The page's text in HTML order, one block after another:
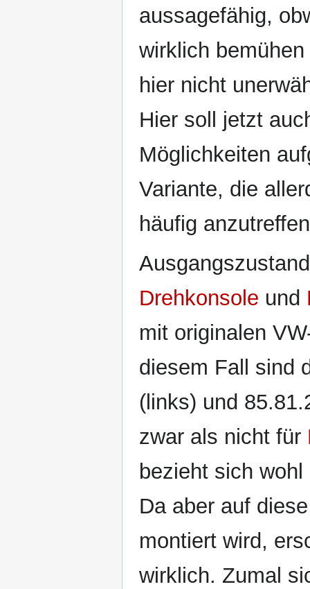
aussagefähig,
wirklich
hier nicht
Hier soll jetzt
Möglichkeiten
Variante, die
häufig
Drehkonsole und
mit originalen
diesem Fall sind
(links) und
zwar als nicht für
bezieht sich
Da aber auf
montiert wird,
wirklich. Zumal